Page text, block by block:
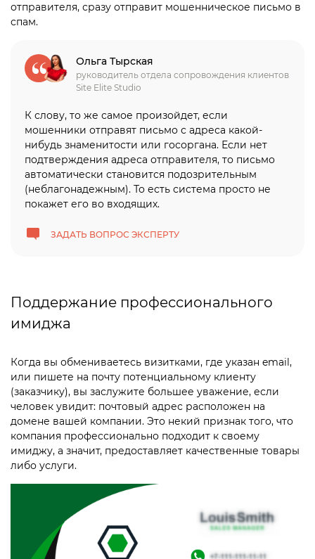
отправителя, сразу отправит мошенническое письмо в
спам.
Ольга Тырская
руководитель отдела сопровождения клиентов
Site Elite Studio
К слову, то же самое произойдет, если
мошенники отправят письмо с адреса какой-
нибудь знаменитости или госоргана. Если нет
подтверждения адреса отправителя, то письмо
автоматически становится подозрительным
(неблагонадежным). То есть система просто не
покажет его во входящих.
ЗАДАТЬ ВОПРОС ЭКСПЕРТУ
Поддержание профессионального
имиджа
Когда вы обмениваетесь визитками, где указан email,
или пишете на почту потенциальному клиенту
(заказчику), вы заслужите большее уважение, если
человек увидит: почтовый адрес расположен на
домене вашей компании. Это некий признак того, что
компания профессионально подходит к своему
имиджу, а значит, предоставляет качественные товары
либо услуги.